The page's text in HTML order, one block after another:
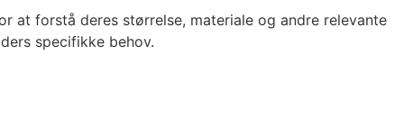
at forstå deres størrelse, materiale og andre relevante
specifikke behov.